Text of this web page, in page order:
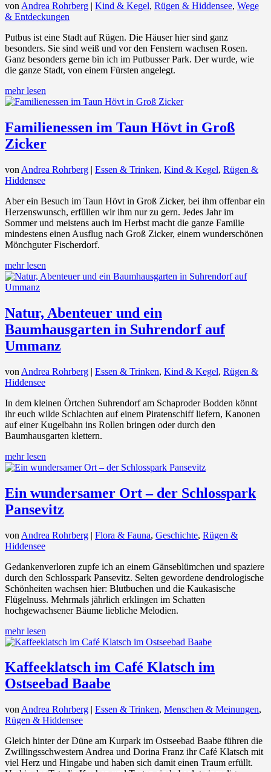
von Andrea Rohrberg | Kind & Kegel, Rügen & Hiddensee, Wege
& Entdeckungen
Putbus ist eine Stadt auf Rügen. Die Häuser hier sind ganz
besonders. Sie sind weiß und vor den Fenstern wachsen Rosen.
Ganz besonders gerne bin ich im Putbusser Park. Der wurde, wie
die ganze Stadt, von einem Fürsten angelegt.
mehr lesen
Familienessen im Taun Hövt in Groß
Zicker
von Andrea Rohrberg | Essen & Trinken, Kind & Kegel, Rügen &
Hiddensee
Aber ein Besuch im Taun Hövt in Groß Zicker, bei ihm offenbar ein
Herzenswunsch, erfüllen wir ihm nur zu gern. Jedes Jahr im
Sommer und meistens auch im Herbst macht die ganze Familie
mindestens einen Ausflug nach Groß Zicker, einem wunderschönen
Mönchguter Fischerdorf.
mehr lesen
Natur, Abenteuer und ein
Baumhausgarten in Suhrendorf auf
Ummanz
von Andrea Rohrberg | Essen & Trinken, Kind & Kegel, Rügen &
Hiddensee
In dem kleinen Örtchen Suhrendorf am Schaproder Bodden könnt
ihr euch wilde Schlachten auf einem Piratenschiff liefern, Kanonen
auf einer Kugelbahn ins Rollen bringen oder durch den
Baumhausgarten klettern.
mehr lesen
Ein wundersamer Ort – der Schlosspark
Pansevitz
von Andrea Rohrberg | Flora & Fauna, Geschichte, Rügen &
Hiddensee
Gedankenverloren zupfe ich an einem Gänseblümchen und spaziere
durch den Schlosspark Pansevitz. Selten gewordene dendrologische
Schönheiten wachsen hier: Blutbuchen und die Kaukasische
Flügelnuss. Mehrmals jährlich erklingen im Schatten
hochgewachsener Bäume liebliche Melodien.
mehr lesen
Kaffeeklatsch im Café Klatsch im
Ostseebad Baabe
von Andrea Rohrberg | Essen & Trinken, Menschen & Meinungen,
Rügen & Hiddensee
Gleich hinter der Düne am Kurpark im Ostseebad Baabe führen die
Zwillingsschwestern Andrea und Dorina Franz ihr Café Klatsch mit
viel Herz und Hingabe und haben sich damit einen Traum erfüllt.